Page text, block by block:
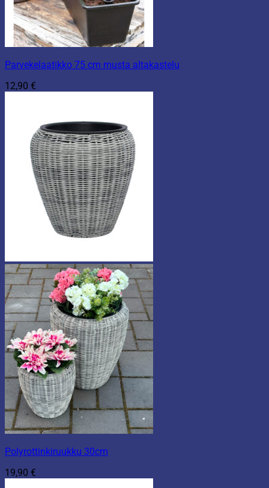
Parvekelaatikko 75 cm musta altakastelu
12,90 €
Polyrottinkiruukku 30cm
19,90 €